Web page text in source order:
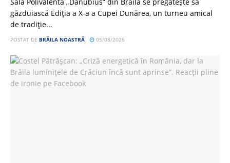
găzduiască Ediția a X-a a Cupei Dunărea, un turneu amical
de tradiție...
POSTAT DE BRĂILA NOASTRĂ 05/08/2026